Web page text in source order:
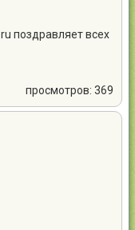
поздравляет всех
просмотров: 369